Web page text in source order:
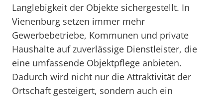
Langlebigkeit der Objekte sichergestellt. In
Vienenburg setzen immer mehr
Gewerbebetriebe, Kommunen und private
Haushalte auf zuverlässige Dienstleister, die
eine umfassende Objektpflege anbieten.
Dadurch wird nicht nur die Attraktivität der
Ortschaft gesteigert, sondern auch ein